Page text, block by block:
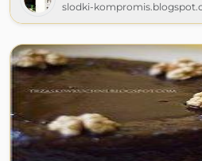
slodki-